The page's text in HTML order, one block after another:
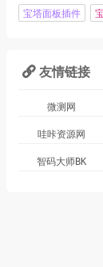
宝塔面板插件
 友情链接
微测网
哇咔资源网
智码大师BK